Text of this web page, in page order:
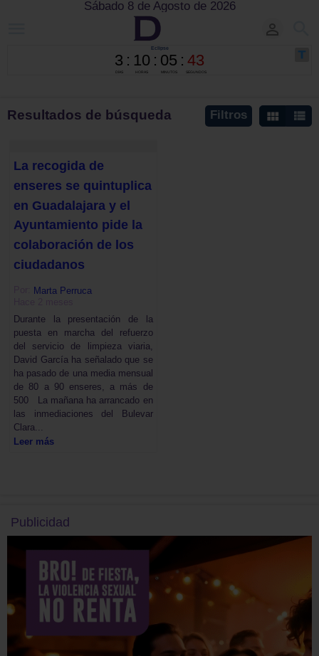
Sábado 8 de Agosto de 2026
Filtros
Resultados de búsqueda
La recogida de
enseres se quintuplica
en Guadalajara y el
Ayuntamiento pide la
colaboración de los
ciudadanos
Marta Perruca
Durante la presentación de la
puesta en marcha del refuerzo
del servicio de limpieza viaria,
David García ha señalado que se
ha pasado de una media mensual
de 80 a 90 enseres, a más de
500 La mañana ha arrancado en
las inmediaciones del Bulevar
Clara...
Leer más
Publicidad